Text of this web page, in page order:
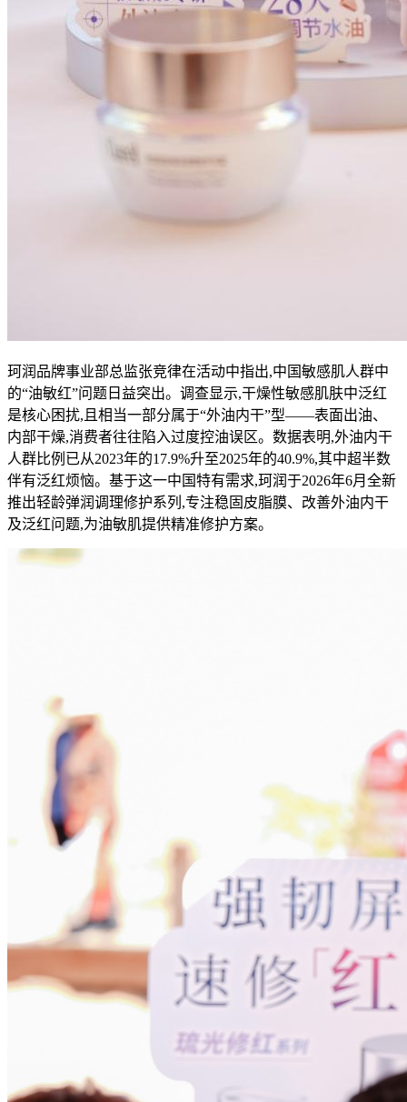
珂润品牌事业部总监张竞律在活动中指出,中国敏感肌人群中
的“油敏红”问题日益突出。调查显示,干燥性敏感肌肤中泛红
是核心困扰,且相当一部分属于“外油内干”型——表面出油、
内部干燥,消费者往往陷入过度控油误区。数据表明,外油内干
人群比例已从2023年的17.9%升至2025年的40.9%,其中超半数
伴有泛红烦恼。基于这一中国特有需求,珂润于2026年6月全新
推出轻龄弹润调理修护系列,专注稳固皮脂膜、改善外油内干
及泛红问题,为油敏肌提供精准修护方案。